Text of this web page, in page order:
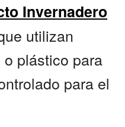
Invernadero
utilizan
plástico para
para el